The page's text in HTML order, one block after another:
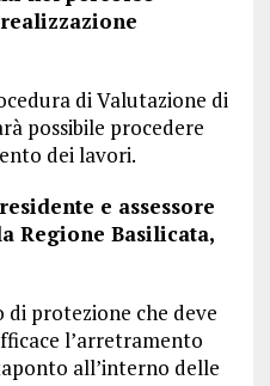
di Valutazione di
possibile procedere
dei lavori.
e assessore
Regione Basilicata,
protezione che deve
l’arretramento
all’interno delle